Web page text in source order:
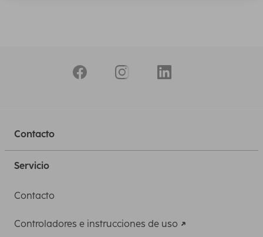
Contacto
Servicio
Contacto
Controladores e instrucciones de uso